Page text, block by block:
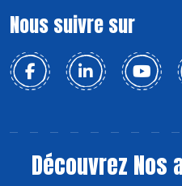
Nous suivre sur
Découvrez Nos